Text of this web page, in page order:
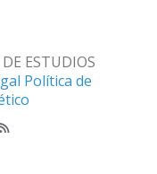
ESTUDIOS
Política de